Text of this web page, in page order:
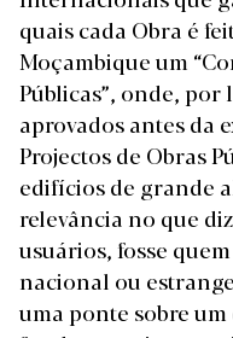
quais cada Obra é
Moçambique um
Públicas”, onde,
aprovados antes da
Projectos de Obras
edifícios de grande
relevância no que
usuários, fosse
nacional ou
uma ponte sobre